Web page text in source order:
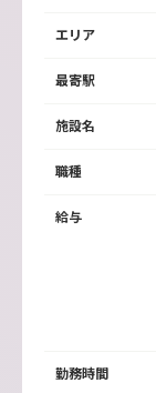
エリア
最寄駅
施設名
職種
給与
勤務時間